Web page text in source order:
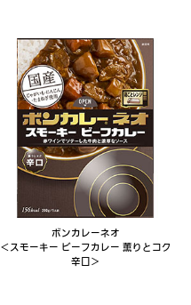
ボンカレーネオ
＜スモーキー ビーフカレー 薫りとコク
辛口＞